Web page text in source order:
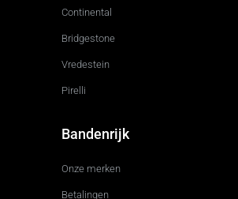
Continental
Bridgestone
Vredestein
Pirelli
Bandenrijk
Onze merken
Betalingen